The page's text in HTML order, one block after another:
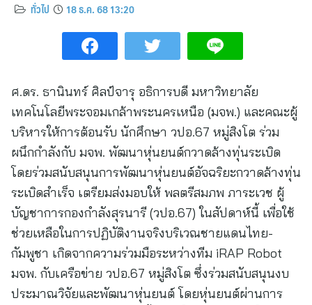
ทั่วไป 18 ธ.ค. 68 13:20
ศ.ดร. ธานินทร์ ศิลป์จารุ อธิการบดี มหาวิทยาลัย
เทคโนโลยีพระจอมเกล้าพระนครเหนือ (มจพ.) และคณะผู้
บริหารให้การต้อนรับ นักศึกษา วปอ.67 หมู่สิงโต ร่วม
ผนึกกำลังกับ มจพ. พัฒนาหุ่นยนต์กวาดล้างทุ่นระเบิด
โดยร่วมสนับสนุนการพัฒนาหุ่นยนต์อัจฉริยะกวาดล้างทุ่น
ระเบิดสำเร็จ เตรียมส่งมอบให้ พลตรีสมภพ ภาระเวช ผู้
บัญชาการกองกำลังสุรนารี (วปอ.67) ในสัปดาห์นี้ เพื่อใช้
ช่วยเหลือในการปฏิบัติงานจริงบริเวณชายแดนไทย-
กัมพูชา เกิดจากความร่วมมือระหว่างทีม iRAP Robot
มจพ. กับเครือข่าย วปอ.67 หมู่สิงโต ซึ่งร่วมสนับสนุนงบ
ประมาณวิจัยและพัฒนาหุ่นยนต์ โดยหุ่นยนต์ผ่านการ